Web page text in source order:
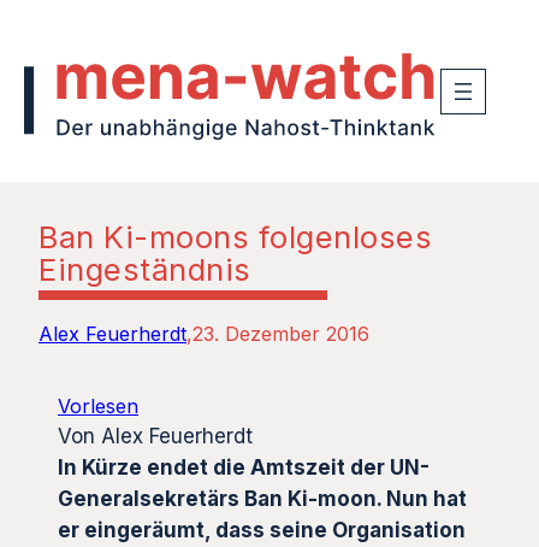
Ban Ki-moons folgenloses
Eingeständnis
Alex Feuerherdt 23. Dezember 2016
Vorlesen
Von Alex Feuerherdt
In Kürze endet die Amtszeit der UN-
Generalsekretärs Ban Ki-moon. Nun hat
er eingeräumt, dass seine Organisation